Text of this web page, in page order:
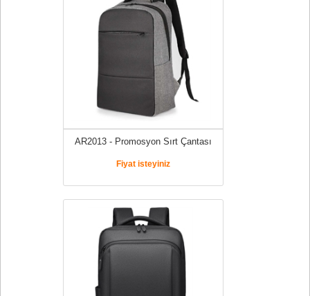
AR2013 - Promosyon Sırt Çantası
Fiyat isteyiniz